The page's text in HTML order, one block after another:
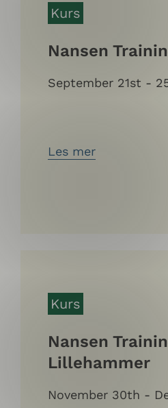
Kurs
Nansen
September 21st -
Les mer
Kurs
Nansen
Lillehammer
November 30th -